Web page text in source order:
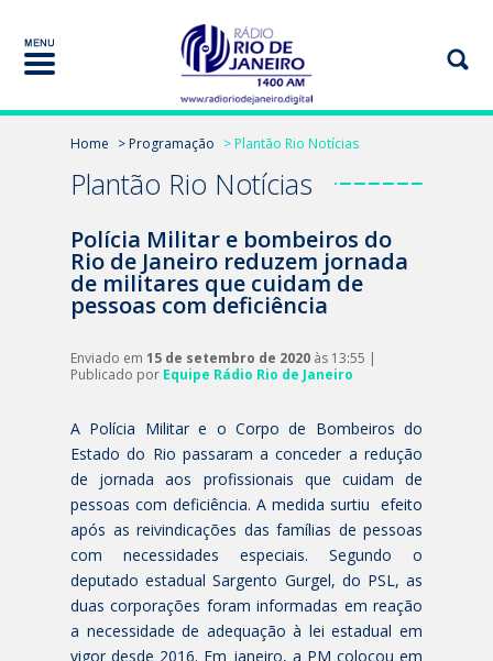
Home > Programação > Plantão Rio Notícias
Plantão Rio Notícias
Polícia Militar e bombeiros do
Rio de Janeiro reduzem jornada
de militares que cuidam de
pessoas com deficiência
Enviado em 15 de setembro de 2020 às 13:55 |
Publicado por Equipe Rádio Rio de Janeiro
A Polícia Militar e o Corpo de Bombeiros do
Estado do Rio passaram a conceder a redução
de jornada aos profissionais que cuidam de
pessoas com deficiência. A medida surtiu efeito
após as reivindicações das famílias de pessoas
com necessidades especiais. Segundo o
deputado estadual Sargento Gurgel, do PSL, as
duas corporações foram informadas em reação
a necessidade de adequação à lei estadual em
vigor desde 2016. Em janeiro, a PM colocou em